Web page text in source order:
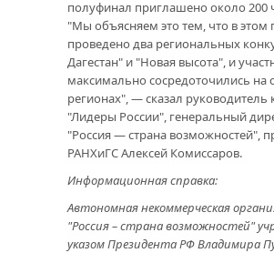
полуфинал приглашено около 200
"Мы объясняем это тем, что в этом
проведено два региональных
Дагестан" и "Новая высота", и
максимально сосредоточились на
регионах", — сказал руководитель
"Лидеры России", генеральный
"Россия — страна возможностей",
РАНХиГС Алексей Комиссаров.
Информационная справка:
Автономная некоммерческая
"Россия – страна возможностей"
указом Президента РФ Владимира